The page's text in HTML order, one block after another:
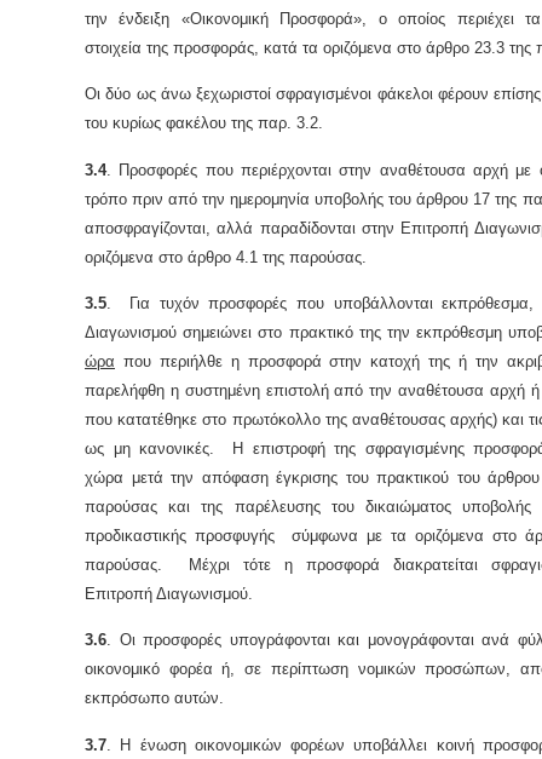
την ένδειξη «Οικονομική Προσφορά», ο οποίος περιέχει τα
στοιχεία της προσφοράς, κατά τα οριζόμενα στο άρθρο 23.3
Οι δύο ως άνω ξεχωριστοί σφραγισμένοι φάκελοι φέρουν επίσης
του κυρίως φακέλου της παρ. 3.2.
3.4. Προσφορές που περιέρχονται στην αναθέτουσα αρχή με
τρόπο πριν από την ημερομηνία υποβολής του άρθρου 17 της
αποσφραγίζονται, αλλά παραδίδονται στην Επιτροπή
οριζόμενα στο άρθρο 4.1 της παρούσας.
3.5. Για τυχόν προσφορές που υποβάλλονται εκπρόθεσμα,
Διαγωνισμού σημειώνει στο πρακτικό της την εκπρόθεσμη
ώρα που περιήλθε η προσφορά στην κατοχή της ή την
παρελήφθη η συστημένη επιστολή από την αναθέτουσα αρχή
που κατατέθηκε στο πρωτόκολλο της αναθέτουσας αρχής) και
ως μη κανονικές. Η επιστροφή της σφραγισμένης
χώρα μετά την απόφαση έγκρισης του πρακτικού του
παρούσας και της παρέλευσης του δικαιώματος υποβολής
προδικαστικής προσφυγής σύμφωνα με τα οριζόμενα στο
παρούσας. Μέχρι τότε η προσφορά διακρατείται
Επιτροπή Διαγωνισμού.
3.6. Οι προσφορές υπογράφονται και μονογράφονται ανά
οικονομικό φορέα ή, σε περίπτωση νομικών προσώπων,
εκπρόσωπο αυτών.
3.7 . Η ένωση οικονομικών φορέων υποβάλλει κοινή